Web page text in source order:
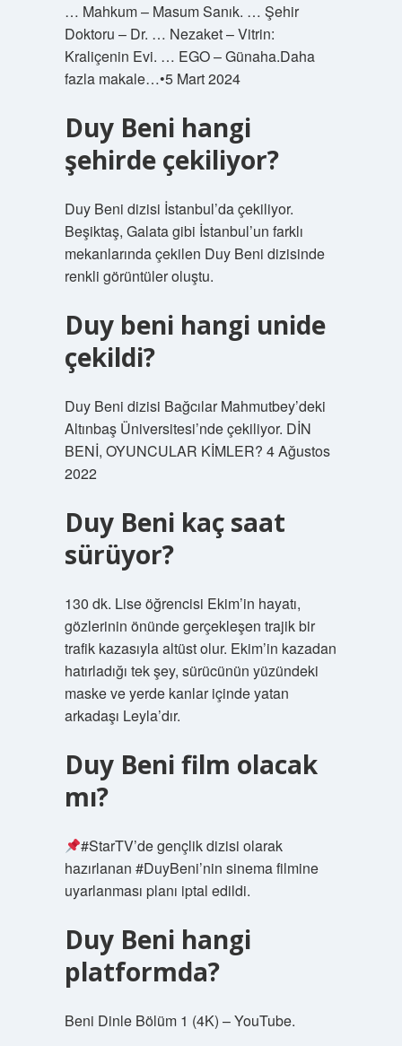
… Mahkum – Masum Sanık. … Şehir
Doktoru – Dr. … Nezaket – Vitrin:
Kraliçenin Evi. … EGO – Günaha.Daha
fazla makale…•5 Mart 2024
Duy Beni hangi
şehirde çekiliyor?
Duy Beni dizisi İstanbul’da çekiliyor.
Beşiktaş, Galata gibi İstanbul’un farklı
mekanlarında çekilen Duy Beni dizisinde
renkli görüntüler oluştu.
Duy beni hangi unide
çekildi?
Duy Beni dizisi Bağcılar Mahmutbey’deki
Altınbaş Üniversitesi’nde çekiliyor. DİN
BENİ, OYUNCULAR KİMLER? 4 Ağustos
2022
Duy Beni kaç saat
sürüyor?
130 dk. Lise öğrencisi Ekim’in hayatı,
gözlerinin önünde gerçekleşen trajik bir
trafik kazasıyla altüst olur. Ekim’in kazadan
hatırladığı tek şey, sürücünün yüzündeki
maske ve yerde kanlar içinde yatan
arkadaşı Leyla’dır.
Duy Beni film olacak
mı?
#StarTV’de gençlik dizisi olarak
hazırlanan #DuyBeni’nin sinema filmine
uyarlanması planı iptal edildi.
Duy Beni hangi
platformda?
Beni Dinle Bölüm 1 (4K) – YouTube.